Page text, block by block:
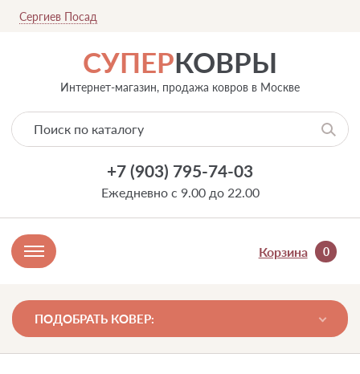
Сергиев Посад
СУПЕРКОВРЫ
Интернет-магазин, продажа ковров в Москве
+7 (903) 795-74-03
Ежедневно с 9.00 до 22.00
Корзина 0
ПОДОБРАТЬ КОВЕР: